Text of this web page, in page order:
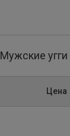
Мужские угги
Цена